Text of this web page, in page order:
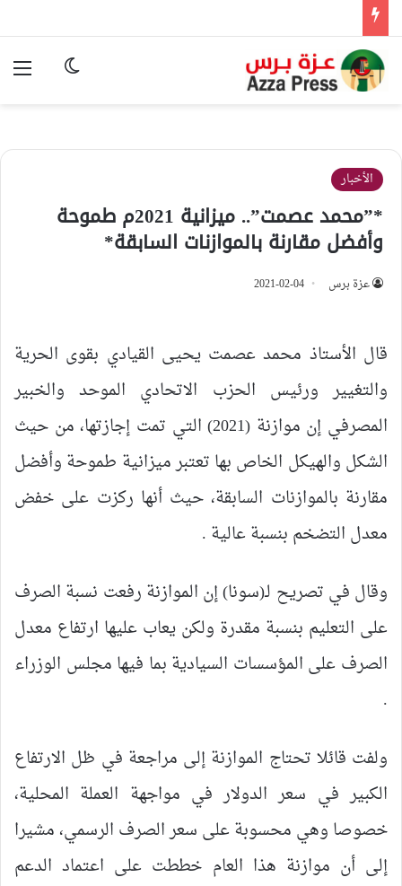
الوضع
الأخبار
*”محمد عصمت”.. ميزانية 2021م طموحة
وأفضل مقارنة بالموازنات السابقة*
عزة برس 2021-02-04
قال الأستاذ محمد عصمت يحيى القيادي بقوى الحرية
والتغيير ورئيس الحزب الاتحادي الموحد والخبير
المصرفي إن موازنة (2021) التي تمت إجازتها، من حيث
الشكل والهيكل الخاص بها تعتبر ميزانية طموحة وأفضل
مقارنة بالموازنات السابقة، حيث أنها ركزت على خفض
معدل التضخم بنسبة عالية .
وقال في تصريح لـ(سونا) إن الموازنة رفعت نسبة الصرف
على التعليم بنسبة مقدرة ولكن يعاب عليها ارتفاع معدل
الصرف على المؤسسات السيادية بما فيها مجلس الوزراء
.
ولفت قائلا تحتاج الموازنة إلى مراجعة في ظل الارتفاع
الكبير في سعر الدولار في مواجهة العملة المحلية،
خصوصا وهي محسوبة على سعر الصرف الرسمي، مشيرا
إلى أن موازنة هذا العام خططت على اعتماد الدعم